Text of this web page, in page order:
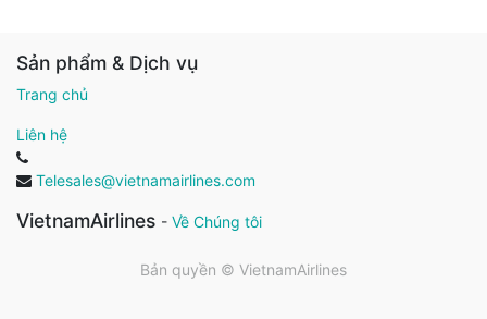
Sản phẩm & Dịch vụ
Trang chủ
Liên hệ
Telesales@vietnamairlines.com
VietnamAirlines - Về Chúng tôi
Bản quyền © VietnamAirlines